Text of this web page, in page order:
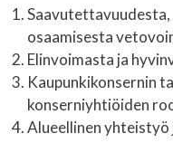
osaamisesta
Elinvoimasta ja
Kaupunkikonsernin
konserniyhtiöiden
Alueellinen